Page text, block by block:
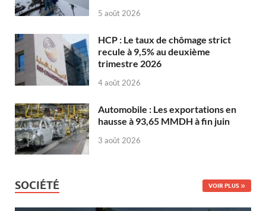
5 août 2026
HCP : Le taux de chômage strict
recule à 9,5% au deuxième
trimestre 2026
4 août 2026
Automobile : Les exportations en
hausse à 93,65 MMDH à fin juin
3 août 2026
SOCIÉTÉ VOIR PLUS